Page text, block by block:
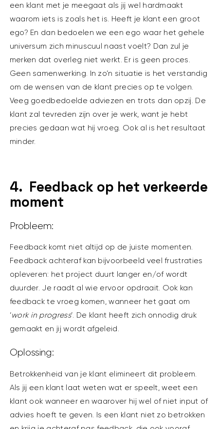
een klant met je meegaat als jij wel hardmaakt
waarom iets is zoals het is. Heeft je klant een groot
ego? En dan bedoelen we een ego waar het gehele
universum zich minuscuul naast voelt? Dan zul je
merken dat overleg niet werkt. Er is geen proces.
Geen samenwerking. In zo’n situatie is het verstandig
om de wensen van de klant precies op te volgen.
Veeg goedbedoelde adviezen en trots dan opzij. De
klant zal tevreden zijn over je werk, want je hebt
precies gedaan wat hij vroeg. Ook al is het resultaat
minder.
4. Feedback op het verkeerde
moment
Probleem:
Feedback komt niet altijd op de juiste momenten.
Feedback achteraf kan bijvoorbeeld veel frustraties
opleveren: het project duurt langer en/of wordt
duurder. Je raadt al wie ervoor opdraait. Ook kan
feedback te vroeg komen, wanneer het gaat om
‘work in progress’. De klant heeft zich onnodig druk
gemaakt en jij wordt afgeleid.
Oplossing:
Betrokkenheid van je klant elimineert dit probleem.
Als jij een klant laat weten wat er speelt, weet een
klant ook wanneer en waarover hij wel of niet input of
advies hoeft te geven. Is een klant niet zo betrokken